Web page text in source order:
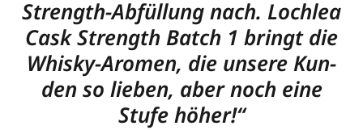
Strength-Abfül­lung nach. Loch­lea
Cask Strength Batch 1 bringt die
Whis­ky-Aro­men, die unse­re Kun­
den so lie­ben, aber noch eine
Stu­fe höher!“